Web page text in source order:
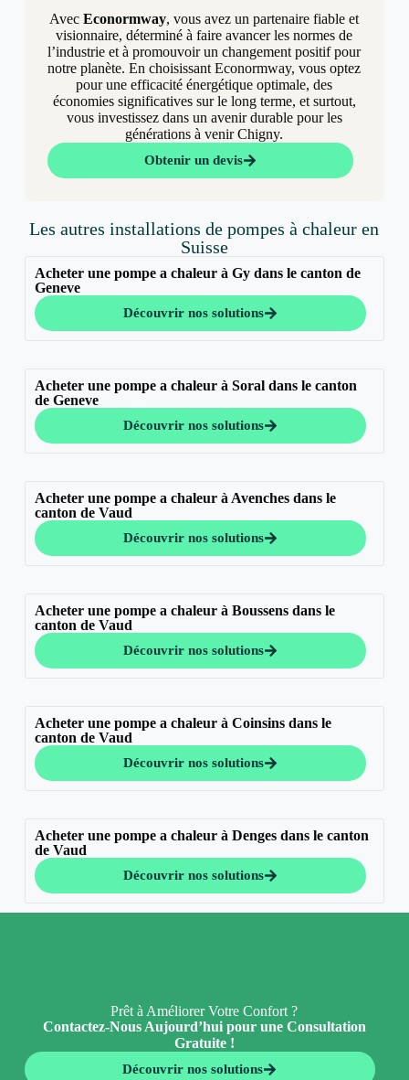
AvecEconormway, vous avez un partenaire fiable et
visionnaire, déterminé à faire avancer les normes de
l’industrie et à promouvoir un changement positif pour
notre planète. En choisissant Econormway, vous optez
pour une efficacité énergétique optimale, des
économies significatives sur le long terme, et surtout,
vous investissez dans un avenir durable pour les
générations à venir Chigny.
Obtenir un devis
Les autres installations de pompes à chaleur en
Suisse
Acheter une pompe a chaleur à Gy dans le canton de
Geneve
Découvrir nos solutions
Acheter une pompe a chaleur à Soral dans le canton
de Geneve
Découvrir nos solutions
Acheter une pompe a chaleur à Avenches dans le
canton de Vaud
Découvrir nos solutions
Acheter une pompe a chaleur à Boussens dans le
canton de Vaud
Découvrir nos solutions
Acheter une pompe a chaleur à Coinsins dans le
canton de Vaud
Découvrir nos solutions
Acheter une pompe a chaleur à Denges dans le canton
de Vaud
Découvrir nos solutions
Prêt à Améliorer Votre Confort ?
Contactez-Nous Aujourd’hui pour une Consultation
Gratuite !
Découvrir nos solutions